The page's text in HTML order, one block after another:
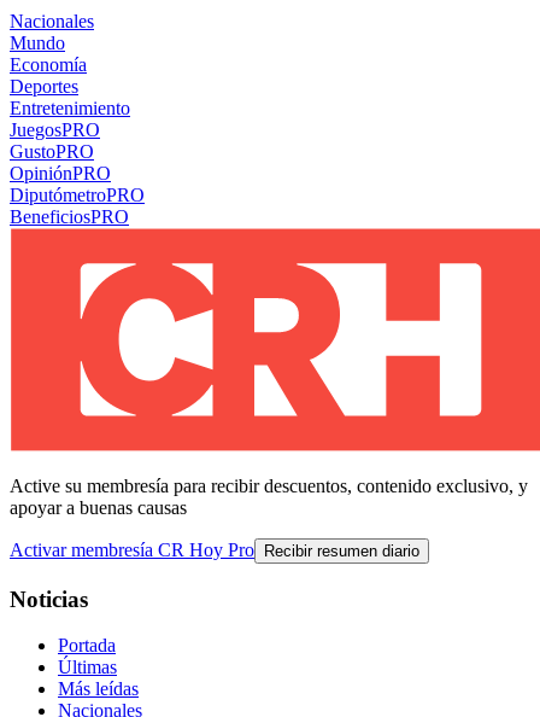
Nacionales
Mundo
Economía
Deportes
Entretenimiento
JuegosPRO
GustoPRO
OpiniónPRO
DiputómetroPRO
BeneficiosPRO
Active su membresía para recibir descuentos, contenido exclusivo, y
apoyar a buenas causas
Activar membresía CR Hoy Pro Recibir resumen diario
Noticias
Portada
Últimas
Más leídas
Nacionales